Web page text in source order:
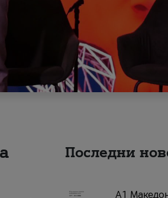
Последни
А1